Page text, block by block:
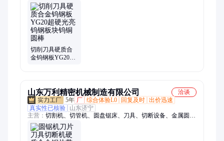
铜箔、紫铜带、铜合金材料、铝合金材料、304不锈钢带、H59
黄铜板、C1100紫铜板、铝青铜板、C18150铬锆铜板、C5210磷
铜板、锡青铜板、TA1纯钛板、T2紫铜板、H65黄铜带、洋白铜
带、301不锈钢板、316不锈钢带、H65黄铜管、无氧铜管、304
不锈钢管、1100纯铝带
切削刀具硬质合
金钨钢板YG20超
山东万利精密机械制造有限公司
洽谈
5年 厂 综合体验L0 回复及时 出价迅速
真实性已核验
山东济宁
主营： 切割机、切管机、圆盘锯床、刀具、切断设备、金属圆锯
机、高速圆锯机、数控圆锯机、铜铝圆锯机、全自动锯料机、管
材切割设备、自动化圆锯机、不锈钢圆锯机、切割成型圆锯机、